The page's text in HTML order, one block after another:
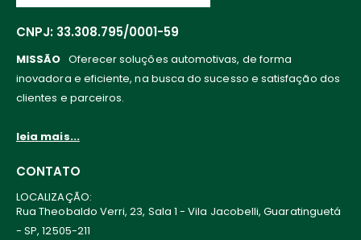
CNPJ: 33.308.795/0001-59
MISSÃO Oferecer soluções automotivas, de forma
inovadora e eficiente, na busca do sucesso e satisfação dos
clientes e parceiros.
leia mais...
CONTATO
LOCALIZAÇÃO:
Rua Theobaldo Verri, 23, Sala 1 - Vila Jacobelli, Guaratinguetá
- SP, 12505-211